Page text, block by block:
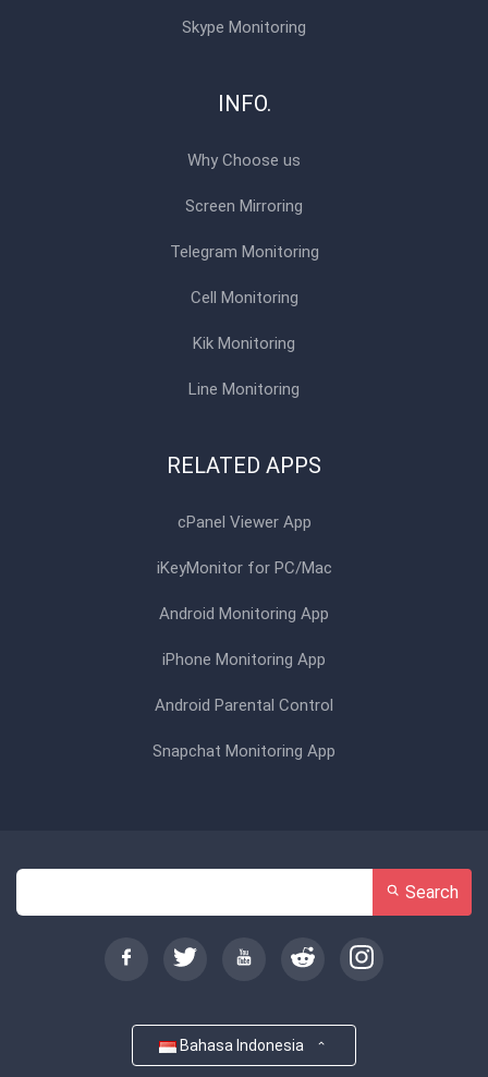
Skype Monitoring
INFO.
Why Choose us
Screen Mirroring
Telegram Monitoring
Cell Monitoring
Kik Monitoring
Line Monitoring
RELATED APPS
cPanel Viewer App
iKeyMonitor for PC/Mac
Android Monitoring App
iPhone Monitoring App
Android Parental Control
Snapchat Monitoring App
Search
Bahasa Indonesia